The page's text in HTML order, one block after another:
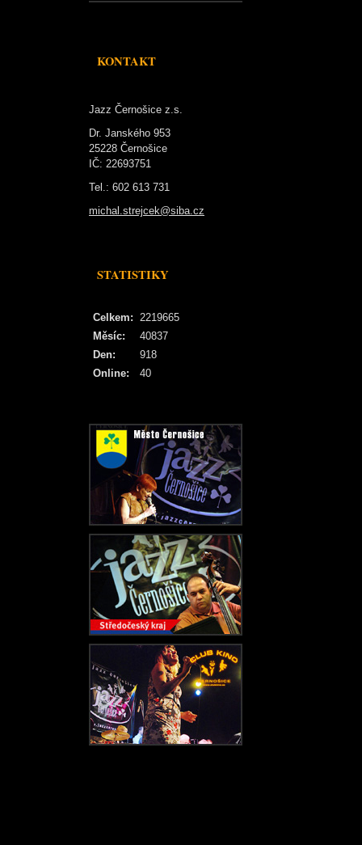
KONTAKT
Jazz Černošice z.s.
Dr. Janského 953
25228 Černošice
IČ: 22693751
Tel.: 602 613 731
michal.strejcek@siba.cz
STATISTIKY
Online: 40
Celkem: 2219665
Měsíc:
40837
Den:
918